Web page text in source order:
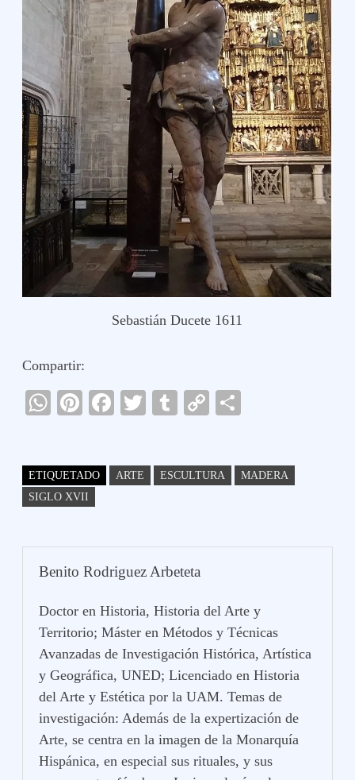
Sebastián Ducete 1611
Compartir:
W
A
pp
Pi
es
t
Fa
ok
T
r
T
bl
C
Li pa
ETIQUETADO ARTE ESCULTURA
MADERA
SIGLO XVII
Benito Rodriguez Arbeteta
Doctor en Historia, Historia del Arte y
Territorio; Máster en Métodos y Técnicas
Avanzadas de Investigación Histórica, Artística
y Geográfica, UNED; Licenciado en Historia
del Arte y Estética por la UAM. Temas de
investigación: Además de la expertización de
Arte, se centra en la imagen de la Monarquía
Hispánica, en especial sus rituales, y sus